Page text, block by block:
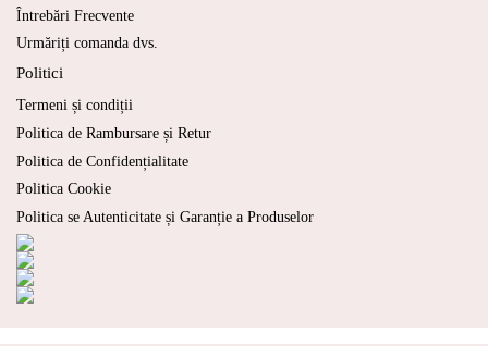
Întrebări Frecvente
Urmăriți comanda dvs.
Politici
Termeni și condiții
Politica de Rambursare și Retur
Politica de Confidențialitate
Politica Cookie
Politica se Autenticitate și Garanție a Produselor